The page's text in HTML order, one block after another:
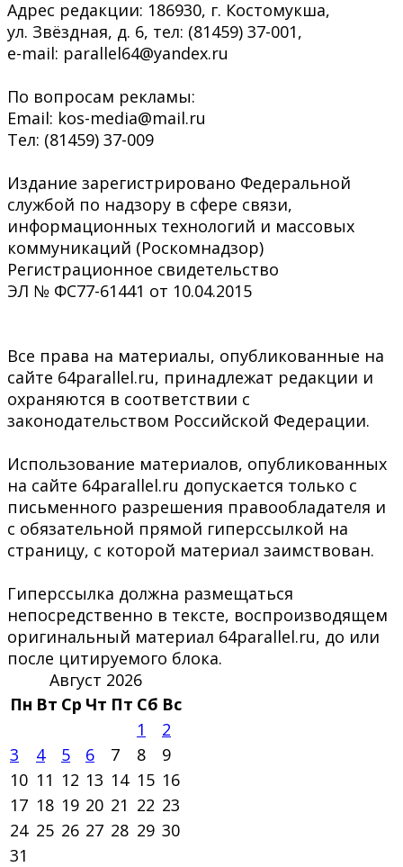
Адрес редакции: 186930, г. Костомукша,
ул. Звёздная, д. 6, тел: (81459) 37-001,
e-mail: parallel64@yandex.ru
По вопросам рекламы:
Email: kos-media@mail.ru
Тел: (81459) 37-009
Издание зарегистрировано Федеральной
службой по надзору в сфере связи,
информационных технологий и массовых
коммуникаций (Роскомнадзор)
Регистрационное свидетельство
ЭЛ № ФС77-61441 от 10.04.2015
Все права на материалы, опубликованные на
сайте 64parallel.ru, принадлежат редакции и
охраняются в соответствии с
законодательством Российской Федерации.
Использование материалов, опубликованных
на сайте 64parallel.ru допускается только с
письменного разрешения правообладателя и
с обязательной прямой гиперссылкой на
страницу, с которой материал заимствован.
Гиперссылка должна размещаться
непосредственно в тексте, воспроизводящем
оригинальный материал 64parallel.ru, до или
после цитируемого блока.
Август 2026
Пн Вт Ср Чт Пт Сб Вс
1
2
3
4 5 6 7 8
9
10 11 12 13 14 15 16
17 18 19 20 21 22 23
24 25 26 27 28 29 30
31